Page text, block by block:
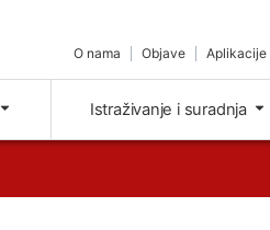
O nama Objave Aplikacije
Istraživanje i suradnja